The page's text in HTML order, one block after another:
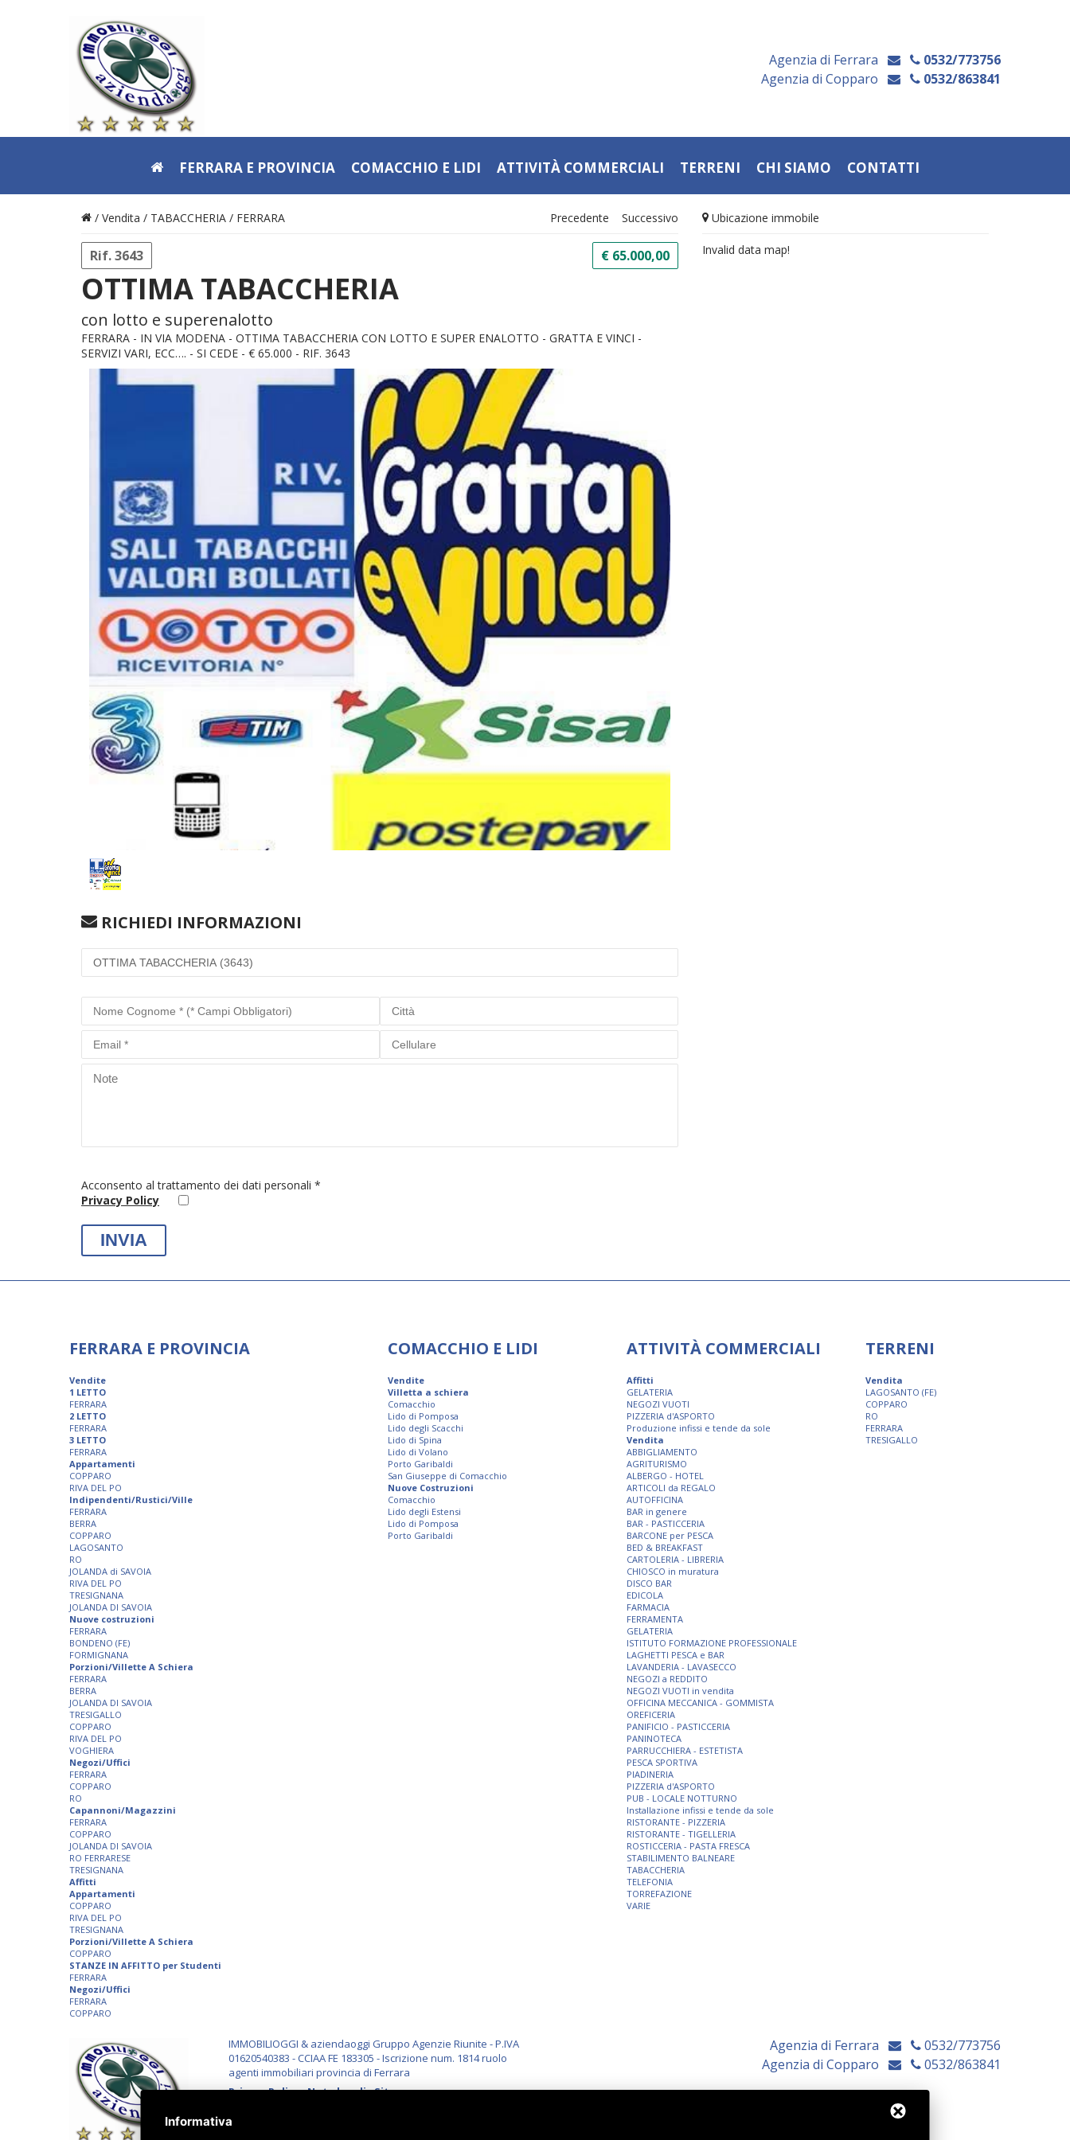
Agenzia di Ferrara
0532/773756
Agenzia di Copparo
0532/863841
FERRARA E PROVINCIA COMACCHIO E LIDI ATTIVITÀ COMMERCIALI TERRENI CHI SIAMO CONTATTI
/ Vendita / TABACCHERIA / FERRARA Precedente Successivo
Rif. 3643 € 65.000,00
OTTIMA TABACCHERIA
con lotto e superenalotto
FERRARA - IN VIA MODENA - OTTIMA TABACCHERIA CON LOTTO E SUPER ENALOTTO - GRATTA E VINCI -
SERVIZI VARI, ECC…. - SI CEDE - € 65.000 - RIF. 3643
RICHIEDI INFORMAZIONI
Acconsento al trattamento dei dati personali *
Privacy Policy
Ubicazione immobile
Invalid data map!
FERRARA E PROVINCIA
Vendite
1 LETTO
FERRARA
2 LETTO
FERRARA
3 LETTO
FERRARA
Appartamenti
COPPARO
RIVA DEL PO
Indipendenti/Rustici/Ville
FERRARA
BERRA
COPPARO
LAGOSANTO
RO
JOLANDA di SAVOIA
RIVA DEL PO
TRESIGNANA
JOLANDA DI SAVOIA
Nuove costruzioni
FERRARA
BONDENO (FE)
FORMIGNANA
Porzioni/Villette A Schiera
FERRARA
BERRA
JOLANDA DI SAVOIA
TRESIGALLO
COPPARO
RIVA DEL PO
VOGHIERA
Negozi/Uffici
FERRARA
COPPARO
RO
Capannoni/Magazzini
FERRARA
COPPARO
JOLANDA DI SAVOIA
RO FERRARESE
TRESIGNANA
Affitti
Appartamenti
COPPARO
RIVA DEL PO
TRESIGNANA
Porzioni/Villette A Schiera
COPPARO
STANZE IN AFFITTO per Studenti
FERRARA
Negozi/Uffici
FERRARA
COPPARO
COMACCHIO E LIDI
Vendite
Villetta a schiera
Comacchio
Lido di Pomposa
Lido degli Scacchi
Lido di Spina
Lido di Volano
Porto Garibaldi
San Giuseppe di Comacchio
Nuove Costruzioni
Comacchio
Lido degli Estensi
Lido di Pomposa
Porto Garibaldi
ATTIVITÀ COMMERCIALI
Affitti
GELATERIA
NEGOZI VUOTI
PIZZERIA d'ASPORTO
Produzione infissi e tende da sole
Vendita
ABBIGLIAMENTO
AGRITURISMO
ALBERGO - HOTEL
ARTICOLI da REGALO
AUTOFFICINA
BAR in genere
BAR - PASTICCERIA
BARCONE per PESCA
BED & BREAKFAST
CARTOLERIA - LIBRERIA
CHIOSCO in muratura
DISCO BAR
EDICOLA
FARMACIA
FERRAMENTA
GELATERIA
ISTITUTO FORMAZIONE PROFESSIONALE
LAGHETTI PESCA e BAR
LAVANDERIA - LAVASECCO
NEGOZI a REDDITO
NEGOZI VUOTI in vendita
OFFICINA MECCANICA - GOMMISTA
OREFICERIA
PANIFICIO - PASTICCERIA
PANINOTECA
PARRUCCHIERA - ESTETISTA
PESCA SPORTIVA
PIADINERIA
PIZZERIA d'ASPORTO
PUB - LOCALE NOTTURNO
Installazione infissi e tende da sole
RISTORANTE - PIZZERIA
RISTORANTE - TIGELLERIA
ROSTICCERIA - PASTA FRESCA
STABILIMENTO BALNEARE
TABACCHERIA
TELEFONIA
TORREFAZIONE
VARIE
TERRENI
Vendita
LAGOSANTO (FE)
COPPARO
RO
FERRARA
TRESIGALLO
IMMOBILIOGGI & aziendaoggi Gruppo Agenzie Riunite - P.IVA
01620540383 - CCIAA FE 183305 - Iscrizione num. 1814 ruolo
agenti immobiliari provincia di Ferrara
Privacy Policy-Note legali-Sitemap
Agenzia di Ferrara
0532/773756
Agenzia di Copparo
0532/863841
Informativa